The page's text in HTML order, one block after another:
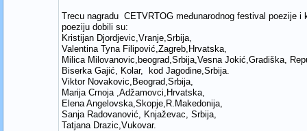
Trecu nagradu CETVRTOG međunarodnog festival poezije
poeziju dobili su:
Kristijan Djordjevic,Vranje,Srbija,
Valentina Tyna Filipović,Zagreb,Hrvatska,
Milica Milovanovic,beograd,Srbija,Vesna Jokić,Gradiška,
Biserka Gajić, Kolar, kod Jagodine,Srbija.
Viktor Novakovic,Beograd,Srbija,
Marija Crnoja ,Adžamovci,Hrvatska,
Elena Angelovska,Skopje,R.Makedonija,
Sanja Radovanović, Knjaževac, Srbija,
Tatjana Drazic,Vukovar.